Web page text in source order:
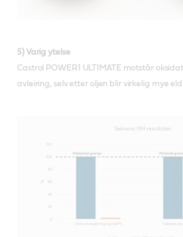
5) Varig ytelse
Castrol POWER1 ULTIMATE motstår
avleiring, selv etter oljen blir virkelig mye